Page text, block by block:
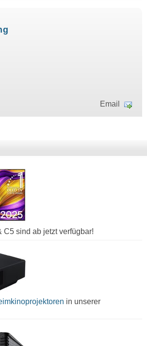
Email
C5 sind ab jetzt verfügbar!
in unserer